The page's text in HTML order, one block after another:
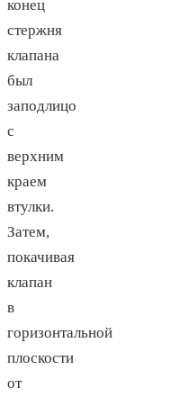
конец
стержня
клапана
был
заподлицо
с
верхним
краем
втулки.
Затем,
покачивая
клапан
в
горизонтальной
плоскости
от